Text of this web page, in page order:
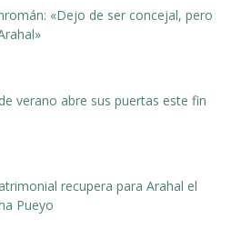
«Dejo de ser concejal, pero
verano abre sus puertas este fin
recupera para Arahal el
Pueyo